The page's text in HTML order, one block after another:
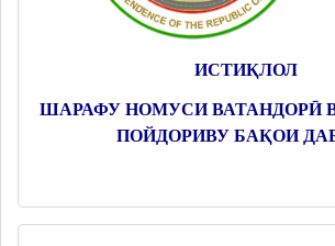
ИСТИҚЛОЛ
ШАРАФУ НОМУСИ ВАТАНДОРӢ
ПОЙДОРИВУ БАҚОИ